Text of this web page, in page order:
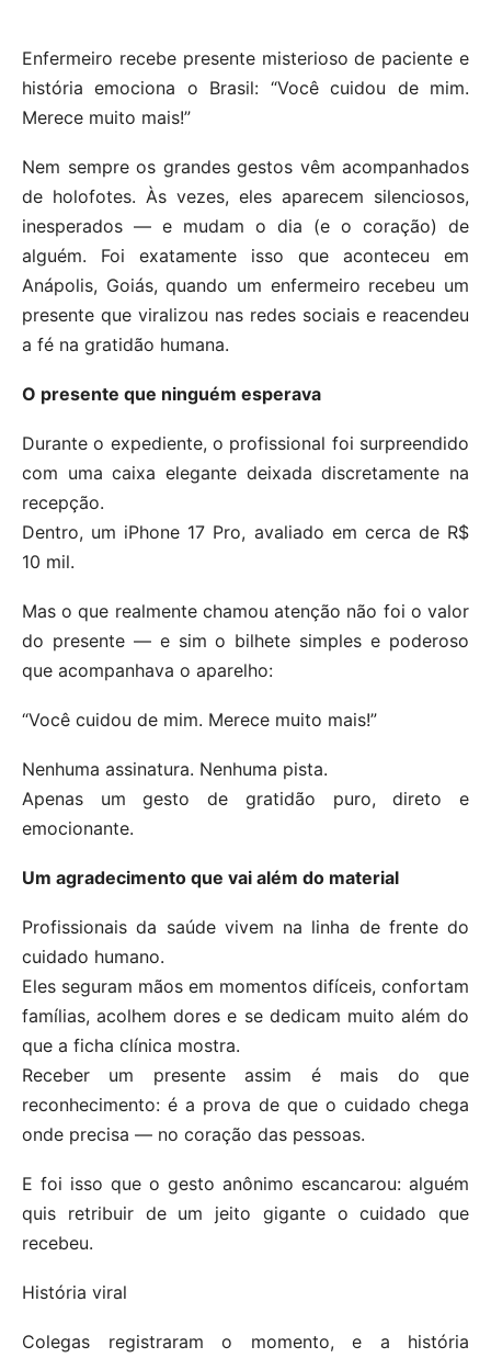
Enfermeiro recebe presente misterioso de paciente e
história emociona o Brasil: “Você cuidou de mim.
Merece muito mais!”
Nem sempre os grandes gestos vêm acompanhados
de holofotes. Às vezes, eles aparecem silenciosos,
inesperados — e mudam o dia (e o coração) de
alguém. Foi exatamente isso que aconteceu em
Anápolis, Goiás, quando um enfermeiro recebeu um
presente que viralizou nas redes sociais e reacendeu
a fé na gratidão humana.
O presente que ninguém esperava
Durante o expediente, o profissional foi surpreendido
com uma caixa elegante deixada discretamente na
recepção.
Dentro, um iPhone 17 Pro, avaliado em cerca de R$
10 mil.
Mas o que realmente chamou atenção não foi o valor
do presente — e sim o bilhete simples e poderoso
que acompanhava o aparelho:
“Você cuidou de mim. Merece muito mais!”
Nenhuma assinatura. Nenhuma pista.
Apenas um gesto de gratidão puro, direto e
emocionante.
Um agradecimento que vai além do material
Profissionais da saúde vivem na linha de frente do
cuidado humano.
Eles seguram mãos em momentos difíceis, confortam
famílias, acolhem dores e se dedicam muito além do
que a ficha clínica mostra.
Receber um presente assim é mais do que
reconhecimento: é a prova de que o cuidado chega
onde precisa — no coração das pessoas.
E foi isso que o gesto anônimo escancarou: alguém
quis retribuir de um jeito gigante o cuidado que
recebeu.
História viral
Colegas registraram o momento, e a história